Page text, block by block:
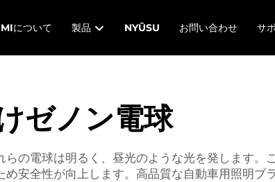
について 製品 NYŪSU お問い合わせ サ
ゼノン電球
の電球は明るく、昼光のような光を発します。
安全性が向上します。高品質な自動車用照明ブ